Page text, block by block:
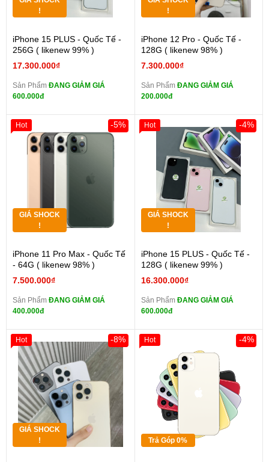
!
iPhone 15 PLUS - Quốc Tế -
256G ( likenew 99% )
17.300.000₫
Sản Phẩm ĐANG GIẢM GIÁ
600.000đ
!
iPhone 12 Pro - Quốc Tế -
128G ( likenew 98% )
7.300.000₫
Sản Phẩm ĐANG GIẢM GIÁ
200.000đ
GIÁ SHOCK
!
iPhone 11 Pro Max - Quốc Tế
- 64G ( likenew 98% )
7.500.000₫
-5%
Sản Phẩm ĐANG GIẢM GIÁ
400.000đ
Hot
GIÁ SHOCK
!
iPhone 15 PLUS - Quốc Tế -
128G ( likenew 99% )
16.300.000₫
-4%
Sản Phẩm ĐANG GIẢM GIÁ
600.000đ
Hot
GIÁ SHOCK
!
-8%
Hot
Trả Góp 0%
-4%
Hot